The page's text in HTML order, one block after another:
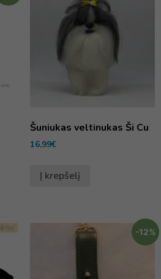
Šuniukas veltinukas Ši Cu
16,99€
Į krepšelį
-12%